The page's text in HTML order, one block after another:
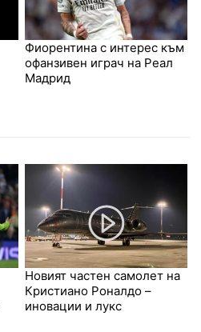
Фиорентина с интерес към
офанзивен играч на Реал
Мадрид
Новият частен самолет на
Кристиано Роналдо –
иновации и лукс